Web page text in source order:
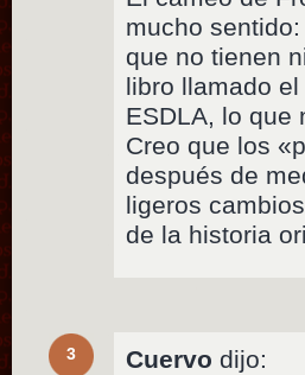
mucho
que no tienen
libro llamado
ESDLA, lo que
Creo que los
después de
ligeros
de la historia
3 Cuervo dijo: